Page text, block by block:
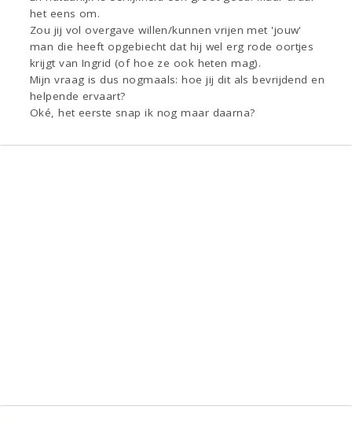
het eens om.
Zou jij vol overgave willen/kunnen vrijen met 'jouw'
man die heeft opgebiecht dat hij wel erg rode oortjes
krijgt van Ingrid (of hoe ze ook heten mag).
Mijn vraag is dus nogmaals: hoe jij dit als bevrijdend en
helpende ervaart?
Oké, het eerste snap ik nog maar daarna?